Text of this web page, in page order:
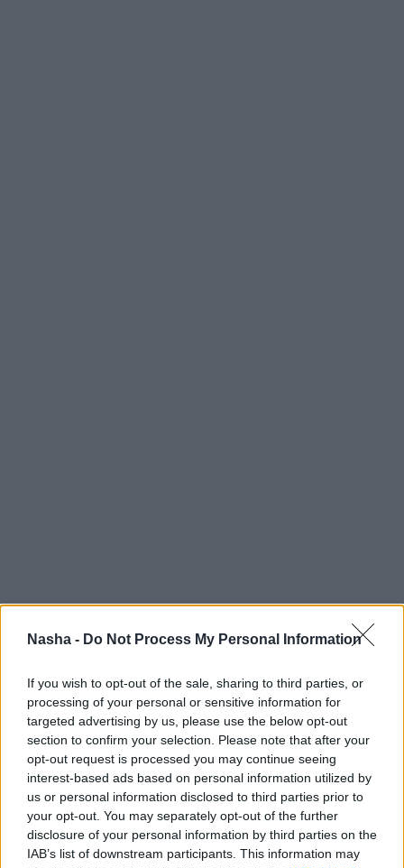
Nasha - Do Not Process My Personal Information
If you wish to opt-out of the sale, sharing to third parties, or
processing of your personal or sensitive information for
targeted advertising by us, please use the below opt-out
section to confirm your selection. Please note that after your
opt-out request is processed you may continue seeing
interest-based ads based on personal information utilized by
us or personal information disclosed to third parties prior to
your opt-out. You may separately opt-out of the further
disclosure of your personal information by third parties on the
IAB’s list of downstream participants. This information may